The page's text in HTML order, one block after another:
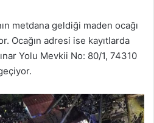
metdana geldiği maden ocağı
Ocağın adresi ise kayıtlarda
Yolu Mevkii No: 80/1, 74310